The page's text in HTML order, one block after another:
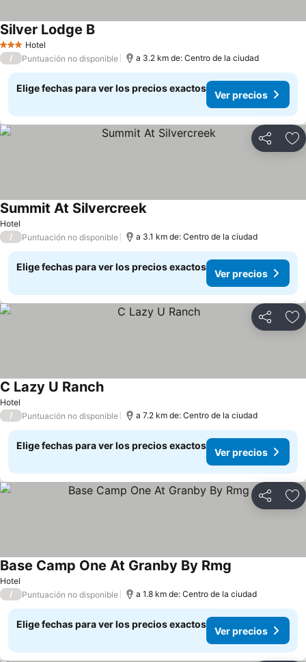
3 Estrellas
Hotel
Silver Lodge B
/ Puntuación no disponible a 3.2 km de: Centro de la ciudad
Elige fechas para ver los precios exactos
Ver precios
Compartir
Hotel
Summit At Silvercreek
/ Puntuación no disponible a 3.1 km de: Centro de la ciudad
Elige fechas para ver los precios exactos
Ver precios
Compartir
Hotel
C Lazy U Ranch
/ Puntuación no disponible a 7.2 km de: Centro de la ciudad
Elige fechas para ver los precios exactos
Ver precios
Compartir
Hotel
Base Camp One At Granby By Rmg
/ Puntuación no disponible a 1.8 km de: Centro de la ciudad
Elige fechas para ver los precios exactos
Ver precios